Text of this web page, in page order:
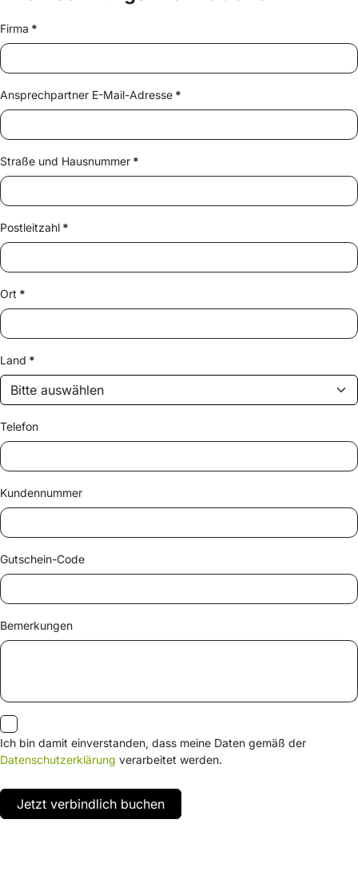
Firma *
Ansprechpartner E-Mail-Adresse *
Straße und Hausnummer *
Postleitzahl *
Ort *
Land *
Telefon
Kundennummer
Gutschein-Code
Bemerkungen
Ich bin damit einverstanden, dass meine Daten gemäß der
Datenschutzerklärung verarbeitet werden.
Jetzt verbindlich buchen